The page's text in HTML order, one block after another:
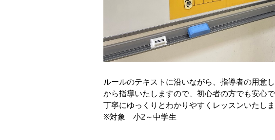
ルールのテキストに沿いながら、指導者の用意
から指導いたしますので、初心者の方でも安心
丁寧にゆっくりとわかりやすくレッスンいたしま
※対象 小2～中学生